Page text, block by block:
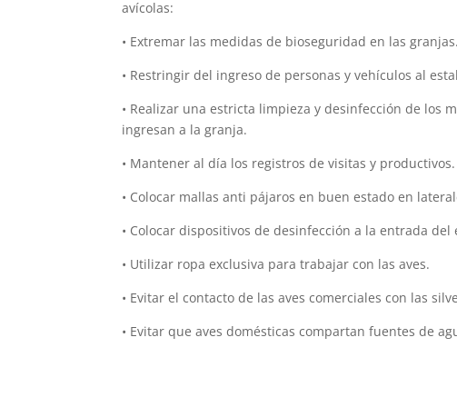
avícolas:
• Extremar las medidas de bioseguridad en las granjas.
• Restringir del ingreso de personas y vehículos al
• Realizar una estricta limpieza y desinfección de los
ingresan a la granja.
• Mantener al día los registros de visitas y productivos.
• Colocar mallas anti pájaros en buen estado en
• Colocar dispositivos de desinfección a la entrada
• Utilizar ropa exclusiva para trabajar con las aves.
• Evitar el contacto de las aves comerciales con las
• Evitar que aves domésticas compartan fuentes de